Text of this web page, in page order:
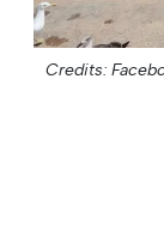
Credits: